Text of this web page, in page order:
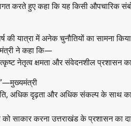
करते हुए कहा कि यह किसी
की यात्रा में अनेक चुनौतियों का सामना
ने कहा कि—
नेतृत्व क्षमता और संवेदनशील
अधिक दृढ़ता और अधिक संकल्प के साथ
साकार करना उत्तराखंड के प्रशासन का